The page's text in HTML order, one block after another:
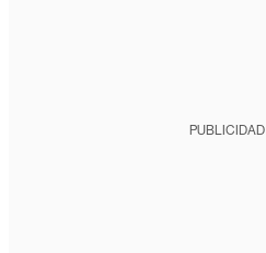
PUBLICIDAD